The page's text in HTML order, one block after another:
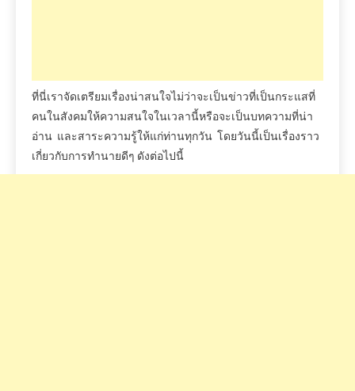
ที่นี่เราจัดเตรียมเรื่องน่าสนใจไม่ว่าจะเป็นข่าวที่เป็นกระแสที่
คนในสังคมให้ความสนใจในเวลานี้หรือจะเป็นบทความที่น่า
อ่าน และสาระความรู้ให้แก่ท่านทุกวัน โดยวันนี้เป็นเรื่องราว
เกี่ยวกับการทำนายดีๆ ดังต่อไปนี้